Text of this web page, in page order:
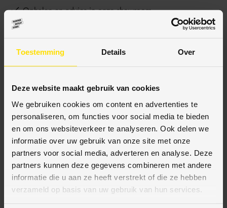
Toestemming Details Over
Deze website maakt gebruik van cookies
We gebruiken cookies om content en advertenties te
personaliseren, om functies voor social media te bieden
en om ons websiteverkeer te analyseren. Ook delen we
informatie over uw gebruik van onze site met onze
partners voor social media, adverteren en analyse. Deze
partners kunnen deze gegevens combineren met andere
informatie die u aan ze heeft verstrekt of die ze hebben
verzameld op basis van uw gebruik van hun services.
Ophalen en advies in onze showroom
BESCHRIJVING
SPECIFICATIES
BETAALMETHODES
JE KUNT BIJ ONS BETALEN MET: